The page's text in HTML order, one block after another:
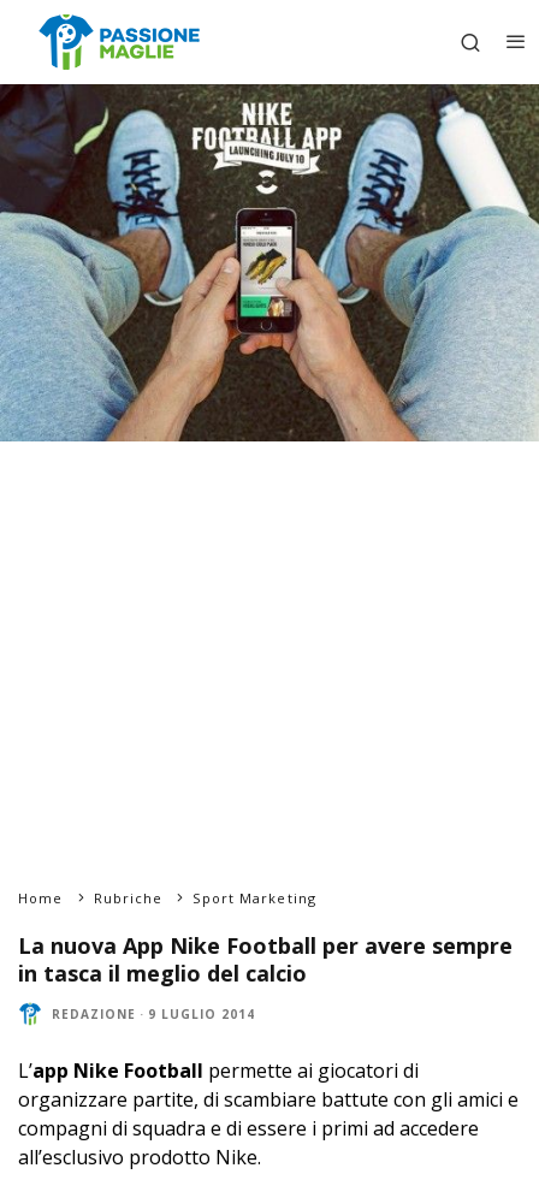
Home Rubriche Sport Marketing
La nuova App Nike Football per avere sempre
in tasca il meglio del calcio
REDAZIONE · 9 LUGLIO 2014
L’app Nike Football permette ai giocatori di
organizzare partite, di scambiare battute con gli amici e
compagni di squadra e di essere i primi ad accedere
all’esclusivo prodotto Nike.